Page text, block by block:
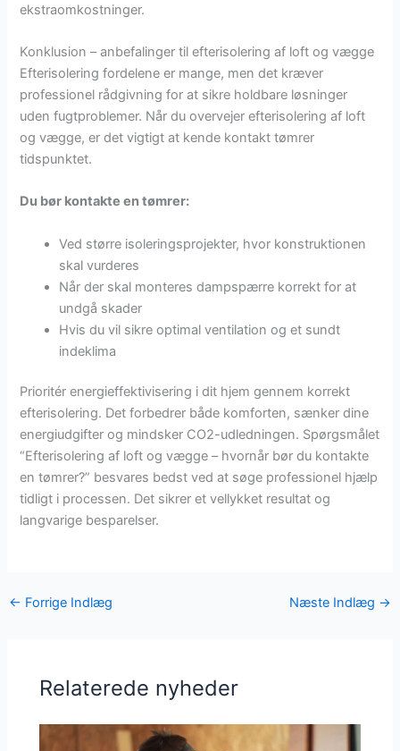
ekstraomkostninger.
Konklusion – anbefalinger til efterisolering af loft og vægge
Efterisolering fordelene er mange, men det kræver
professionel rådgivning for at sikre holdbare løsninger
uden fugtproblemer. Når du overvejer efterisolering af loft
og vægge, er det vigtigt at kende kontakt tømrer
tidspunktet.
Du bør kontakte en tømrer:
Ved større isoleringsprojekter, hvor konstruktionen
skal vurderes
Når der skal monteres dampspærre korrekt for at
undgå skader
Hvis du vil sikre optimal ventilation og et sundt
indeklima
Prioritér energieffektivisering i dit hjem gennem korrekt
efterisolering. Det forbedrer både komforten, sænker dine
energiudgifter og mindsker CO2-udledningen. Spørgsmålet
“Efterisolering af loft og vægge – hvornår bør du kontakte
en tømrer?” besvares bedst ved at søge professionel hjælp
tidligt i processen. Det sikrer et vellykket resultat og
langvarige besparelser.
← Forrige Indlæg Næste Indlæg →
Relaterede nyheder